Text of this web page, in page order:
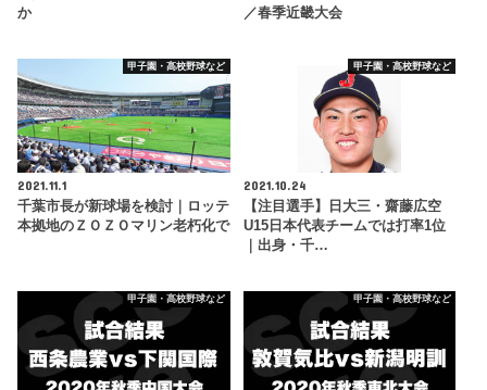
か
／春季近畿大会
甲子園・高校野球など
2021.11.1
千葉市長が新球場を検討｜ロッテ
本拠地のＺＯＺＯマリン老朽化で
甲子園・高校野球など
2021.10.24
【注目選手】日大三・齋藤広空
U15日本代表チームでは打率1位
｜出身・千…
甲子園・高校野球など 甲子園・高校野球など